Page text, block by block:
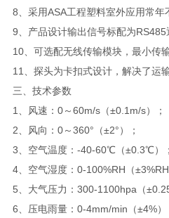
8、采用ASA工程塑料室外应用常年
9、产品设计输出信号标配为
10、可选配无线传输模块，最小传
11、探头为卡扣式设计，解决了运
三、技术参数
1、风速：0～60m/s（±0.1m/s）；
2、风向：0～360°（±2°）；
3、空气温度：-40-60℃（±0.3℃）；
4、空气湿度：0-100%RH（±3%RH
5、大气压力：300-1100hpa（
6、压电雨量：0-4mm/min（±4%）